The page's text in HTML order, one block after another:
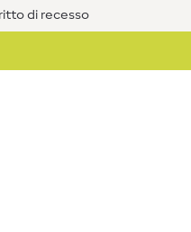
di recesso